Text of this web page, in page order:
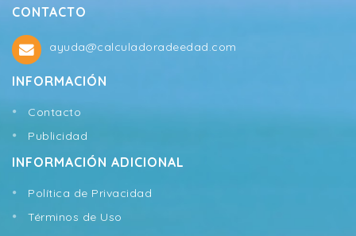
CONTACTO
ayuda@calculadoradeedad.com
INFORMACIÓN
Contacto
Publicidad
INFORMACIÓN ADICIONAL
Política de Privacidad
Términos de Uso